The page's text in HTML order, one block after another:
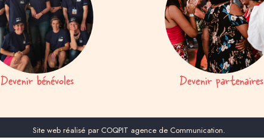
Devenir bénévoles Devenir partenaires
Site web réalisé par COQPIT agence de Communication.